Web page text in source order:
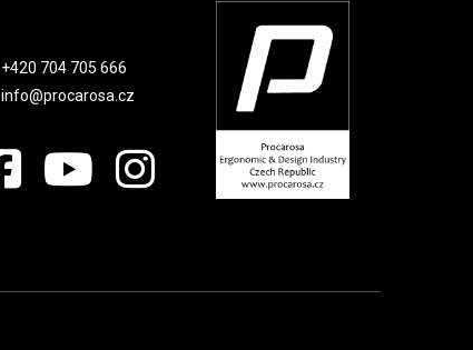
+420 704 705 666
info@procarosa.cz